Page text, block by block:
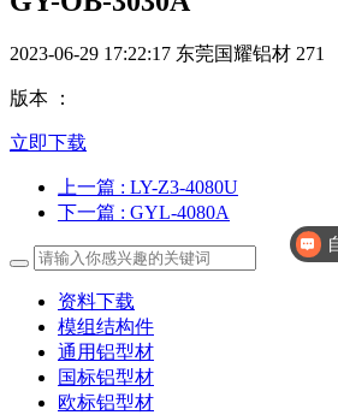
2023-06-29 17:22:17 东莞国耀铝材 271
版本 ：
立即下载
上一篇 : LY-Z3-4080U
下一篇 : GYL-4080A
资料下载
模组结构件
通用铝型材
国标铝型材
欧标铝型材